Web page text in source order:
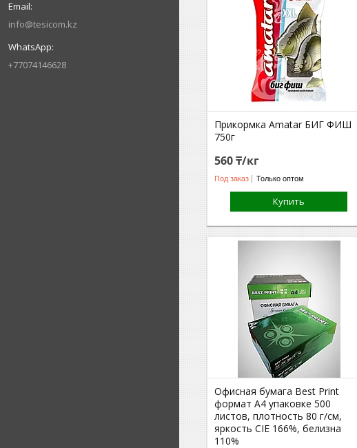
info@tesicom.kz
+77074146628
Прикормка Amatar БИГ ФИШ
750г
560 ₸/кг
Под заказ Только оптом
Купить
Офисная бумага Best Print
формат A4 упаковке 500
листов, плотность 80 г/см,
яркость CIE 166%, белизна
110%